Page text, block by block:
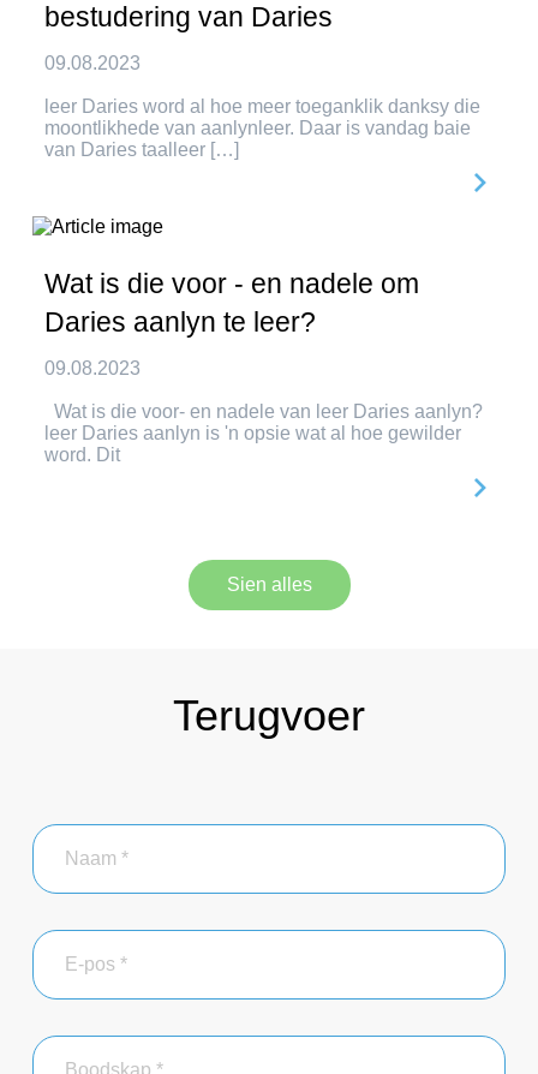
bestudering van Daries
09.08.2023
leer Daries word al hoe meer toeganklik danksy die
moontlikhede van aanlynleer. Daar is vandag baie
van Daries taalleer […]
Wat is die voor - en nadele om
Daries aanlyn te leer?
09.08.2023
Wat is die voor- en nadele van leer Daries aanlyn?
leer Daries aanlyn is 'n opsie wat al hoe gewilder
word. Dit
Sien alles
Terugvoer